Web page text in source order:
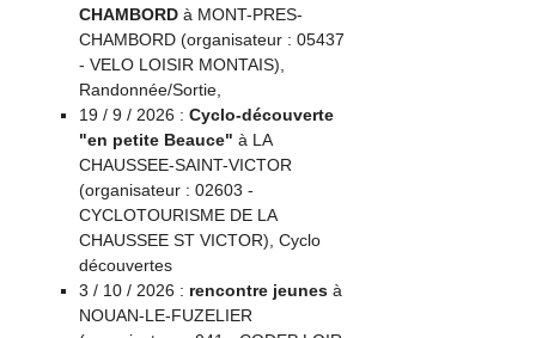
CHAMBORDà MONT-PRES-
CHAMBORD (organisateur : 05437
- VELO LOISIR MONTAIS),
Randonnée/Sortie,
19 / 9 / 2026 : Cyclo-découverte
"en petite Beauce" à LA
CHAUSSEE-SAINT-VICTOR
(organisateur : 02603 -
CYCLOTOURISME DE LA
CHAUSSEE ST VICTOR), Cyclo
découvertes
3 / 10 / 2026 : rencontre jeunesà
NOUAN-LE-FUZELIER